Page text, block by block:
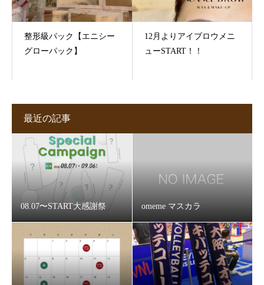
整形級パック【エニシー
グローパック】
12月よりアイブロウメニ
ューSTART！！
最近の記事
08.07〜START大感謝祭 omeme マスカラ